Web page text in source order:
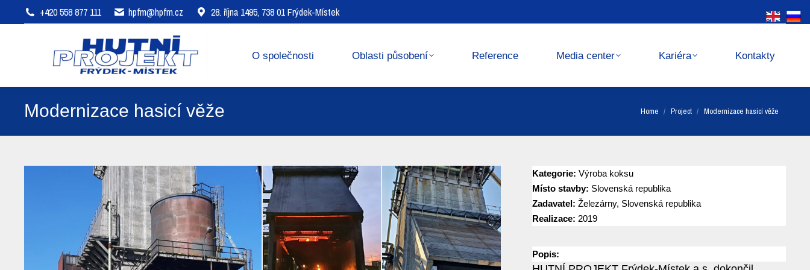
+420 558 877 111 hpfm@hpfm.cz 28. října 1495, 738 01 Frýdek-Místek
O společnosti Oblasti působení Reference Media center Kariéra Kontakty
Modernizace hasicí věže You are here:
Home Project Modernizace hasicí věže
Kategorie: Výroba koksu
Místo stavby: Slovenská republika
Zadavatel: Železárny, Slovenská republika
Realizace: 2019
Popis:
O společnosti Oblasti působení